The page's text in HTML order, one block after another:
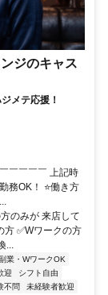
ジのキャス
メテ応援！
￣￣￣￣ 上記時
務OK！ ⭐働き方
のみが 来店して
方 ✅Wワークの方
...
業・WワークOK
迎
シフト自由
不問
未経験者歓迎